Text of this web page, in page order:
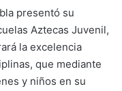
presentó su
Aztecas Juvenil,
la excelencia
que mediante
y niños en su